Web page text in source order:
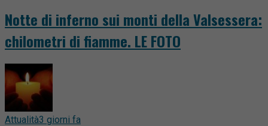
Notte di inferno sui monti della Valsessera:
chilometri di fiamme. LE FOTO
Attualità3 giorni fa